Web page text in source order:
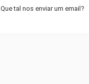
Que tal nos enviar um email?